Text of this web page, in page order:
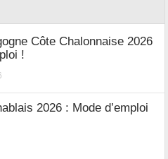
Côte Chalonnaise 2026
!
2026 : Mode d’emploi